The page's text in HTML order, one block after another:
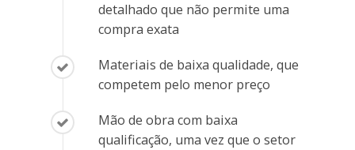
detalhado que não permite uma
compra exata
Materiais de baixa qualidade, que
competem pelo menor preço
Mão de obra com baixa
qualificação, uma vez que o setor